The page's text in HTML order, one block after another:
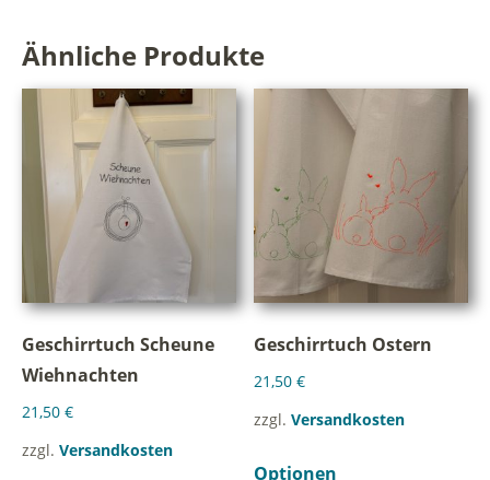
Ähnliche Produkte
Geschirrtuch Scheune
Wiehnachten
21,50 €
zzgl. Versandkosten
Geschirrtuch Ostern
21,50€
zzgl.Versandkosten
Optionen